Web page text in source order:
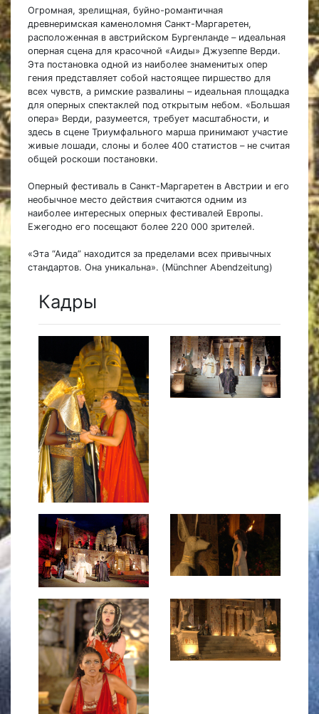
Огромная, зрелищная, буйно-романтичная
древнеримская каменоломня Санкт-Маргаретен,
расположенная в австрийском Бургенланде – идеальная
оперная сцена для красочной «Аиды» Джузеппе Верди.
Эта постановка одной из наиболее знаменитых опер
гения представляет собой настоящее пиршество для
всех чувств, а римские развалины – идеальная площадка
для оперных спектаклей под открытым небом. «Большая
опера» Верди, разумеется, требует масштабности, и
здесь в сцене Триумфального марша принимают участие
живые лошади, слоны и более 400 статистов – не считая
общей роскоши постановки.
Оперный фестиваль в Санкт-Маргаретен в Австрии и его
необычное место действия считаются одним из
наиболее интересных оперных фестивалей Европы.
Ежегодно его посещают более 220 000 зрителей.
«Эта “Аида” находится за пределами всех привычных
стандартов. Она уникальна». (Münchner Abendzeitung)
Кадры